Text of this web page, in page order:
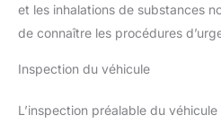
et les inhalations de substances
de connaître les procédures
Inspection du véhicule
L’inspection préalable du